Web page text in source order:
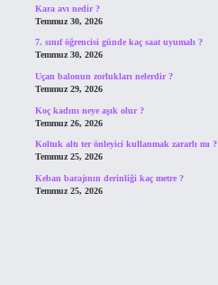
Kara avı nedir ?
Temmuz 30, 2026
7. sınıf öğrencisi günde kaç saat uyumalı ?
Temmuz 30, 2026
Uçan balonun zorlukları nelerdir ?
Temmuz 29, 2026
Koç kadını neye aşık olur ?
Temmuz 26, 2026
Koltuk altı ter önleyici kullanmak zararlı mı ?
Temmuz 25, 2026
Keban barajının derinliği kaç metre ?
Temmuz 25, 2026